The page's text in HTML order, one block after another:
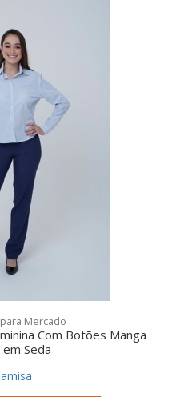
Mercado
Com Botões Manga
Seda